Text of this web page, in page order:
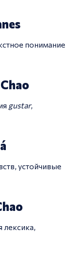
понимание
gustar,
устойчивые
лексика,